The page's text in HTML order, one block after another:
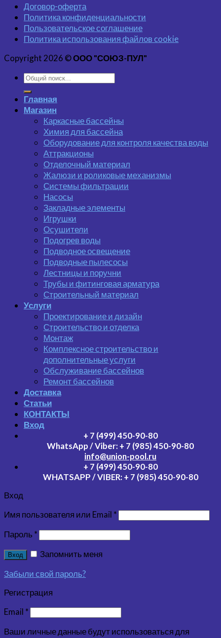
Договор-оферта
Политика конфиденциальности
Пользовательское соглашение
Политика использования файлов cookie
Copyright 2026 ©ООО "СОЮЗ-ПУЛ"
Главная
Магазин
Каркасные бассейны
Химия для бассейна
Оборудование для контроля качества воды
Аттракционы
Отделочный материал
Жалюзи и роликовые механизмы
Системы фильтрации
Насосы
Закладные элементы
Игрушки
Осушители
Подогрев воды
Подводное освещение
Подводные пылесосы
Лестницы и поручни
Трубы и фитинговая арматура
Строительный материал
Услуги
Проектирование и дизайн
Строительство и отделка
Монтаж
Комплексное строительство и
дополнительные услуги
Обслуживание бассейнов
Ремонт бассейнов
Доставка
Статьи
КОНТАКТЫ
Вход
+ 7 (499) 450-90-80
WhatsApp / Viber: + 7 (985) 450-90-80
info@union-pool.ru
+ 7 (499) 450-90-80
WHATSAPP / VIBER: + 7 (985) 450-90-80
Вход
Имя пользователя или Email *
Пароль *
Вход
Запомнить меня
Забыли свой пароль?
Регистрация
Email *
Ваши личные данные будут использоваться для